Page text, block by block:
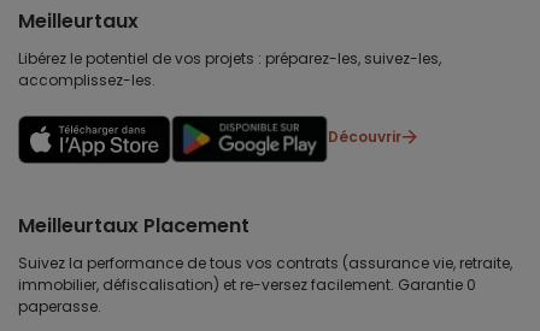
Meilleurtaux
Libérez le potentiel de vos projets : préparez-les, suivez-les,
accomplissez-les.
Découvrir
Meilleurtaux Placement
Suivez la performance de tous vos contrats (assurance vie, retraite,
immobilier, défiscalisation) et re-versez facilement. Garantie 0
paperasse.